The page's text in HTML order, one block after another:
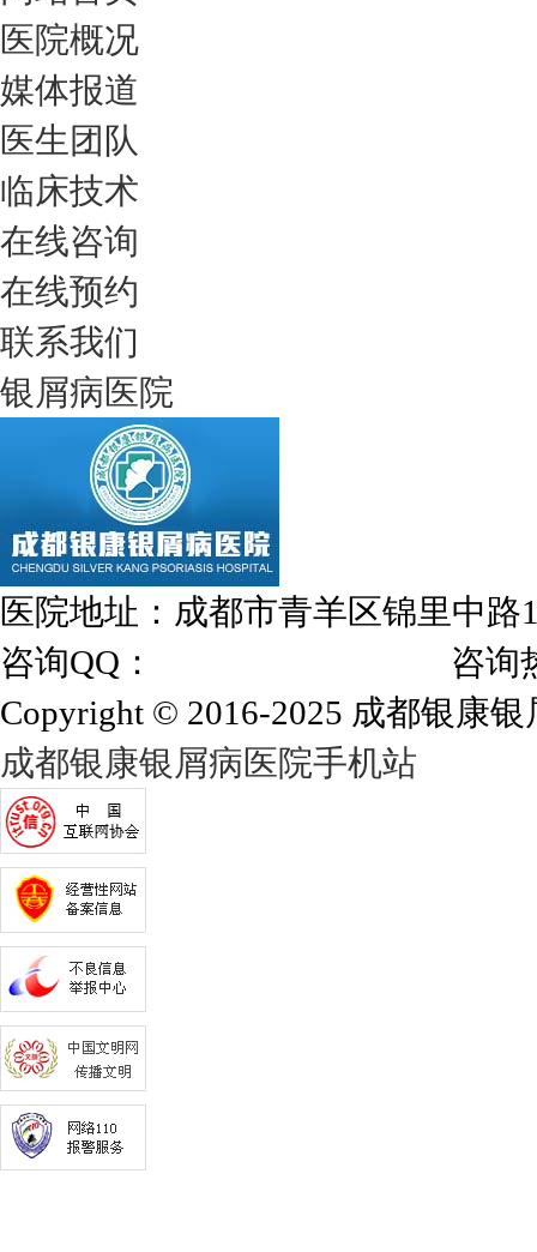
医院概况
媒体报道
医生团队
临床技术
在线咨询
在线预约
联系我们
银屑病医院
医院地址：成都市青羊区锦里中
咨询QQ：
咨询热线
Copyright © 2016-2025 成都银康银
成都银康银屑病医院手机站